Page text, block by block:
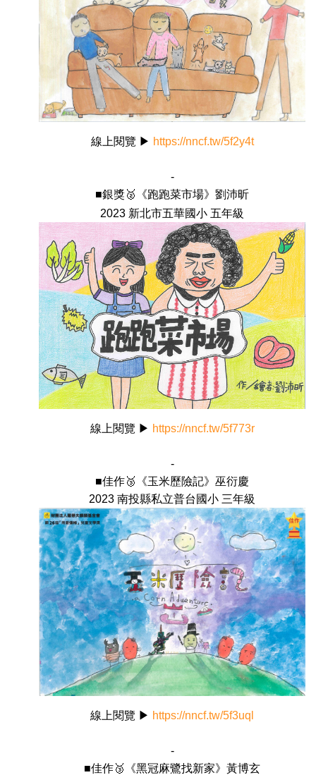
線上閱覽 ▶ https://nncf.tw/5f2y4t
-
■銀獎🥈《跑跑菜市場》劉沛昕
2023 新北市五華國小 五年級
線上閱覽 ▶ https://nncf.tw/5f773r
-
■佳作🥉《玉米歷險記》巫衍慶
2023 南投縣私立普台國小 三年級
線上閱覽 ▶ https://nncf.tw/5f3uql
-
■佳作🥉《黑冠麻鷺找新家》黃博玄